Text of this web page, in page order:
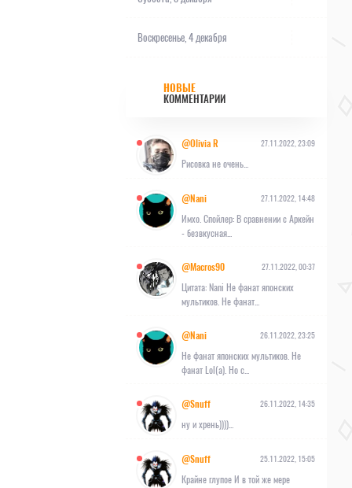
Воскресенье, 4 декабря
НОВЫЕ
КОММЕНТАРИИ
@Olivia R 27.11.2022, 23:09
Рисовка не очень...
@Nani 27.11.2022, 14:48
Имхо. Спойлер: В сравнении с Аркейн
- безвкусная...
@Macros90 27.11.2022, 00:37
Цитата: Nani Не фанат японских
мультиков. Не фанат...
@Nani 26.11.2022, 23:25
Не фанат японских мультиков. Не
фанат Lol(а). Но с...
@Snuff 26.11.2022, 14:35
ну и хрень))))...
@Snuff 25.11.2022, 15:05
Крайне глупое И в той же мере